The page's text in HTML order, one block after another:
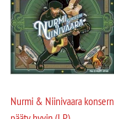
Nurmi & Niinivaara